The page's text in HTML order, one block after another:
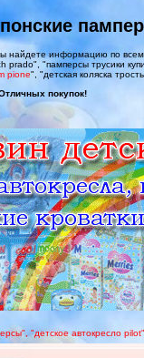
информацию по всем
"памперсы трусики
pione", "детская коляска
покупок!
"детское автокресло